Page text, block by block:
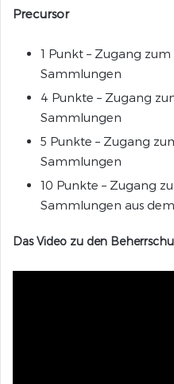
Precursor
1 Punkt – Zugang
Sammlungen
4 Punkte – Zugang
Sammlungen
5 Punkte – Zugang
Sammlungen
10 Punkte – Zugang
Sammlungen aus
Das Video zu den